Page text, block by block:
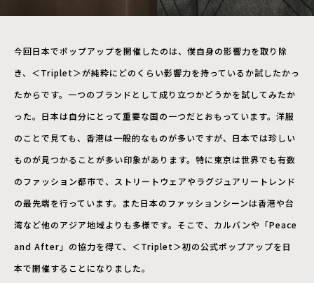
今回日本でポップアップを開催したのは、僕自身の影響力を取り除
き、＜Triplet＞が純粋にどのくらい影響力を持っているか試したかっ
たからです。一つのブランドとして成り立つかどうかを試してみたか
った。日本は自分にとって重要な国の一つだとおもっています。洋服
のことで見ても、香港は一般的なものが多いですが、日本では珍しい
ものが見つかることが多い印象があります。特に東京は世界でも有数
のファッション都市で、ストリートウェアやラグジュアリートレンド
の最先端を行っています。また日本のファッションシーンは香港や台
湾など他のアジア地域よりも多様です。そこで、カルバンや「Peace
and After」の協力を得て、＜Triplet＞初の公式ポップアップを日
本で開催することになりました。